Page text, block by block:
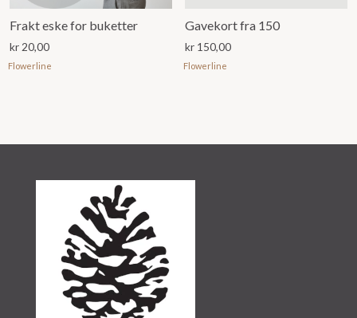
Frakt eske for buketter
kr20,00
Flowerline
Gavekort fra 150
kr 150,00
Flowerline